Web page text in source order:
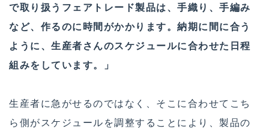
で取り扱うフェアトレード製品は、手織り、手編み
など、作るのに時間がかかります。納期に間に合う
ように、生産者さんのスケジュールに合わせた日程
組みをしています。」
生産者に急がせるのではなく、そこに合わせてこち
ら側がスケジュールを調整することにより、製品の